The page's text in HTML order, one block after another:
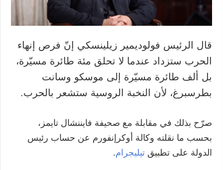
قال الرئيس فولوديمير زيلينسكي إنّ فرص إنهاء
الحرب ستزداد عندما لا تحلق مئة طائرة مسيّرة،
بل ألف طائرة مسيّرة إلى موسكو وسانت
بطرسبرغ، لأن النخبة الروسية ستشعر بالحرب.
صرّح بذلك في مقابلة مع صحيفة فايننشال تايمز،
بحسب ما نقلته وكالة أوكرإنفورم عن حساب رئيس
الدولة على تطبيقتيليجرام.